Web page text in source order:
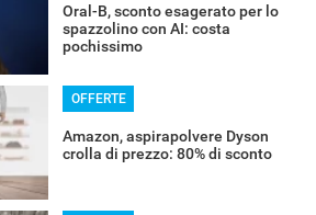
Oral-B, sconto esagerato per lo
spazzolino con AI: costa
pochissimo
OFFERTE
Amazon, aspirapolvere Dyson
crolla di prezzo: 80% di sconto